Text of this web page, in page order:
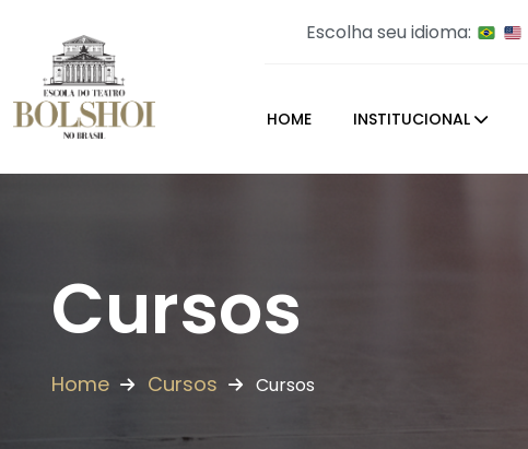
Escolha seu idioma:
HOME INSTITUCIONAL
Cursos
Home Cursos Cursos